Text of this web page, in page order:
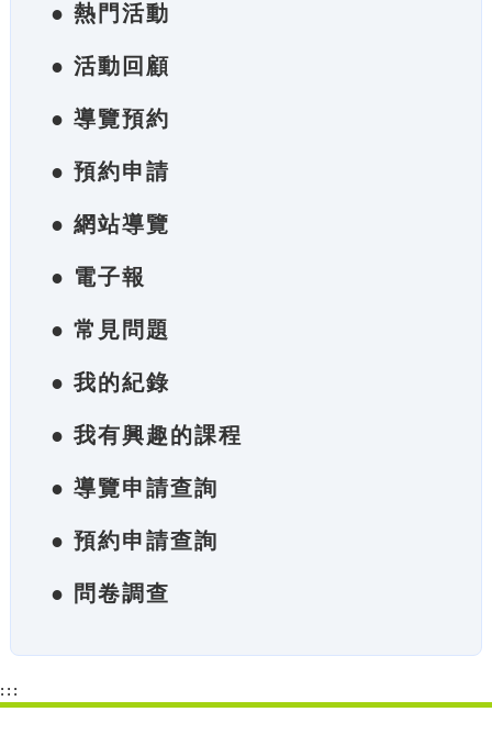
● 熱門活動
● 活動回顧
● 導覽預約
● 預約申請
● 網站導覽
● 電子報
● 常見問題
● 我的紀錄
● 我有興趣的課程
● 導覽申請查詢
● 預約申請查詢
● 問卷調查
:::